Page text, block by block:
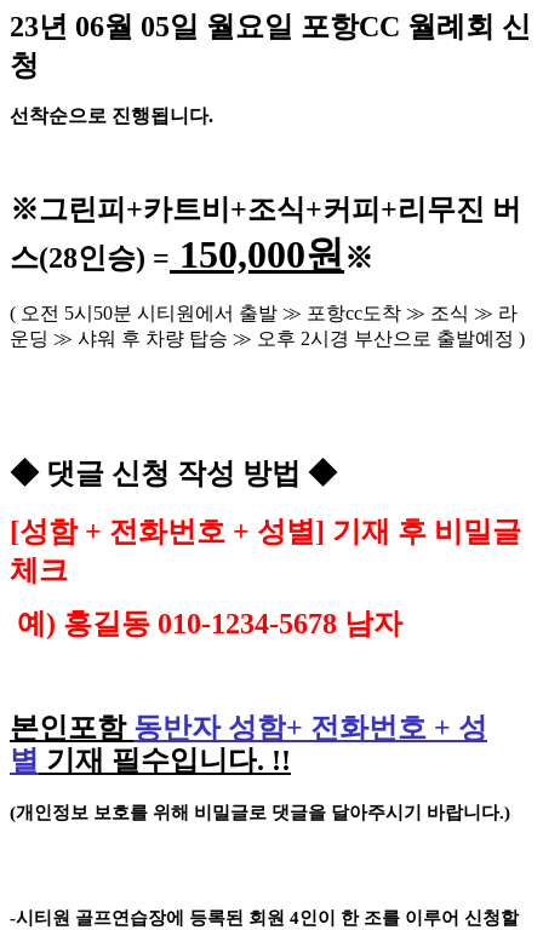
23년 06월 05일 월요일 포항CC 월례회 신
청
선착순으로 진행됩니다.
※그린피 +카트비 +조식+커피+리무진 버
스(28인승) = 150,000원 ※
( 오전 5시 50분 시티원에서 출발 ≫ 포항cc도착 ≫ 조식 ≫ 라
운딩 ≫ 샤워 후 차량 탑승 ≫ 오후 2시경 부산으로 출발예정 )
◆ 댓글 신청 작성 방법 ◆
[성함 + 전화번호 + 성별] 기재 후 비밀글
체크
예 ) 홍길동 010-1234-5678 남자
본인포함 동반자 성함+ 전화번호 + 성
별 기재 필수입니다. !!
(개인정보 보호를 위해 비밀글로 댓글을 달아주시기 바랍니다.)
-시티원 골프연습장에 등록된 회원 4인이 한 조를 이루어 신청할